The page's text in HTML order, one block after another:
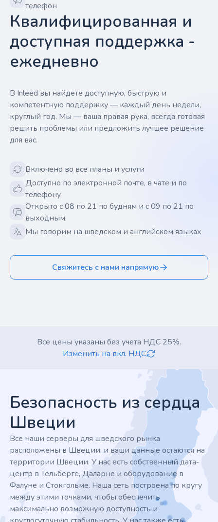
телефон
Квалифицированная и
доступная поддержка -
ежедневно
В Inleed вы найдете доступную, быструю и
компетентную поддержку — каждый день недели,
круглый год. Мы — ваша правая рука, всегда готовая
решить проблемы или предложить лучшее решение
для вас.
Включено во все планы и услуги
Доступно по электронной почте, в чате и по
телефону
Открыто с 08 по 21 по будням и с 09 по 21 по
выходным.
Мы говорим на шведском и английском языках
Свяжитесь с нами напрямую
Все цены указаны без учета НДС 25%.
Изменить на вкл. НДС
Безопасность из сердца
Швеции
Все наши серверы для шведского рынка
расположены в Швеции, и ваши данные остаются на
территории Швеции. У нас есть собственный дата-
центр в Тельберге, Даларне и оборудование в
Фалуне и Стокгольме. Наша сеть построена по кругу
между этими точками, чтобы обеспечить
максимально возможную доступность и